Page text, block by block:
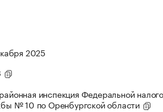
2025
инспекция Федеральной
№ 10 по Оренбургской области